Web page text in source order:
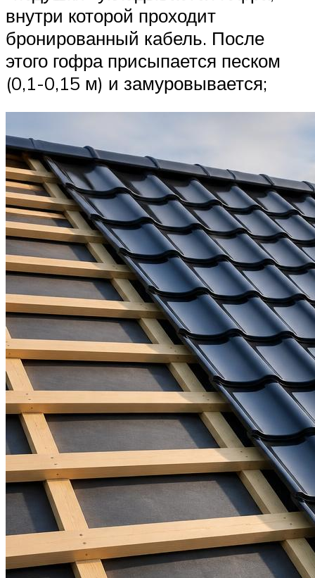
внутри которой проходит
бронированный кабель. После
этого гофра присыпается песком
(0,1-0,15 м) и замуровывается;